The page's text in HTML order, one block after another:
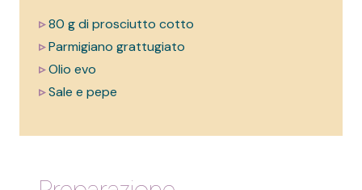
▹80 g di prosciutto cotto
▹Parmigiano grattugiato
▹Olio evo
▹Sale e pepe